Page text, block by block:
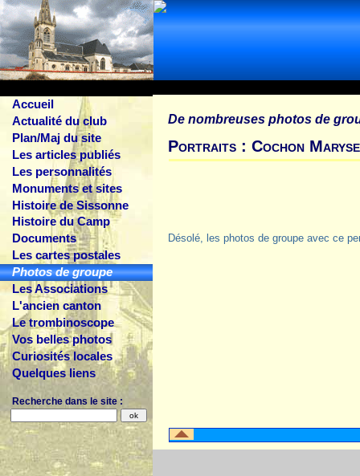
Accueil
Actualité du club
Plan/Maj du site
Les articles publiés
Les personnalités
Monuments et sites
Histoire de Sissonne
Histoire du Camp
Documents
Les cartes postales
Photos de groupe
Les Associations
L'ancien canton
Le trombinoscope
Vos belles photos
Curiosités locales
Quelques liens
Recherche dans le site :
De nombreuses photos de
Portraits : Cochon Maryse
Désolé, les photos de groupe avec ce